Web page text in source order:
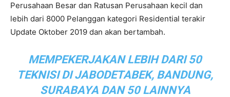
Perusahaan Besar dan Ratusan Perusahaan kecil dan
lebih dari 8000 Pelanggan kategori Residential terakir
Update Oktober 2019 dan akan bertambah.
MEMPEKERJAKAN LEBIH DARI 50
TEKNISI DI JABODETABEK, BANDUNG,
SURABAYA DAN 50 LAINNYA